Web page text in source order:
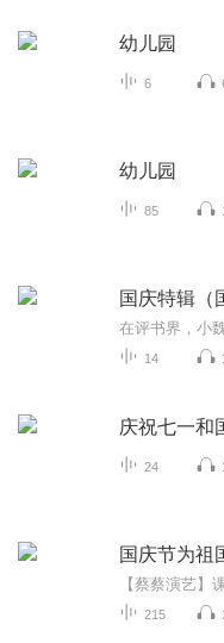
幼儿园
6
幼儿园
85
国庆特辑（
14
庆祝七一和
24
国庆节为祖
215